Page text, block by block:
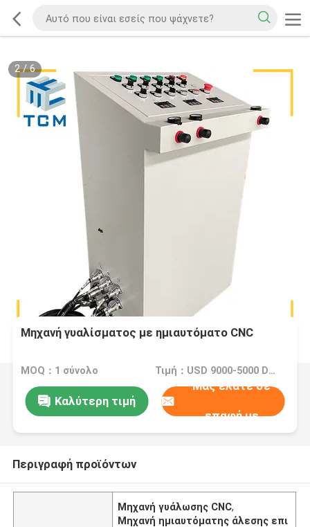
2/6
Μηχανή γυαλίσματος με ημιαυτόματο CNC
MOQ：1 σύνολο Τιμή：USD 9000-5000 Dollar per set
Καλύτερη τιμή
Μας ελάτε σε
επαφή με
Περιγραφή προϊόντων
Μηχανή γυάλωσης CNC,
Μηχανή ημιαυτόματης άλεσης επι